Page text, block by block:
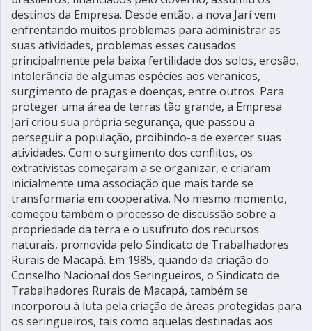
destinos da Empresa. Desde então, a nova Jarí vem
enfrentando muitos problemas para administrar as
suas atividades, problemas esses causados
principalmente pela baixa fertilidade dos solos, erosão,
intolerância de algumas espécies aos veranicos,
surgimento de pragas e doenças, entre outros. Para
proteger uma área de terras tão grande, a Empresa
Jarí criou sua própria segurança, que passou a
perseguir a população, proibindo-a de exercer suas
atividades. Com o surgimento dos conflitos, os
extrativistas começaram a se organizar, e criaram
inicialmente uma associação que mais tarde se
transformaria em cooperativa. No mesmo momento,
começou também o processo de discussão sobre a
propriedade da terra e o usufruto dos recursos
naturais, promovida pelo Sindicato de Trabalhadores
Rurais de Macapá. Em 1985, quando da criação do
Conselho Nacional dos Seringueiros, o Sindicato de
Trabalhadores Rurais de Macapá, também se
incorporou à luta pela criação de áreas protegidas para
os seringueiros, tais como aquelas destinadas aos